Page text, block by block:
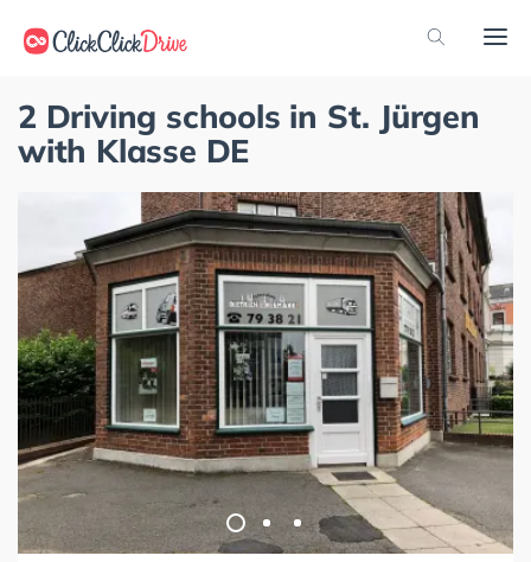
2 Driving schools in St. Jürgen
with Klasse DE